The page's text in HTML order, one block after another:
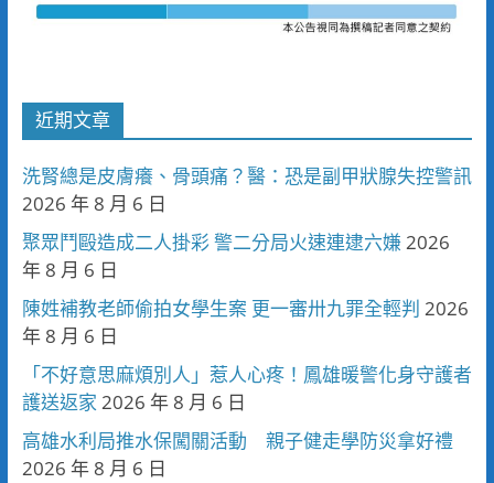
近期文章
洗腎總是皮膚癢、骨頭痛？醫：恐是副甲狀腺失控警訊
2026 年 8 月 6 日
聚眾鬥毆造成二人掛彩 警二分局火速連逮六嫌2026
年 8 月 6 日
陳姓補教老師偷拍女學生案 更一審卅九罪全輕判 2026
年 8 月 6 日
「不好意思麻煩別人」惹人心疼！鳳雄暖警化身守護者
護送返家 2026 年 8 月 6 日
高雄水利局推水保闖關活動 親子健走學防災拿好禮
2026 年 8 月 6 日